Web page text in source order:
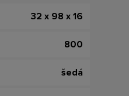
32 x 98 x 16
800
šedá